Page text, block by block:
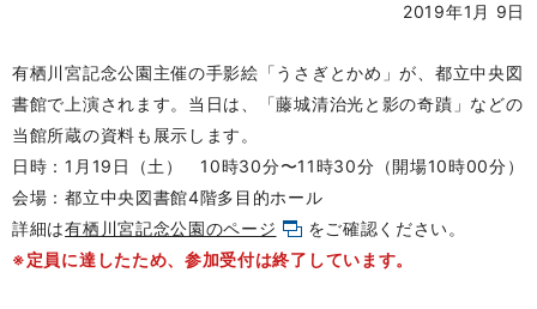
2019年1月 9日
有栖川宮記念公園主催の手影絵「うさぎとかめ」が、都立中央図
書館で上演されます。当日は、「藤城清治光と影の奇蹟」などの
当館所蔵の資料も展示します。
日時：1月19日（土） 10時30分〜11時30分（開場10時00分）
会場：都立中央図書館4階多目的ホール
詳細は有栖川宮記念公園のページ
をご確認ください。
※定員に達したため、参加受付は終了しています。